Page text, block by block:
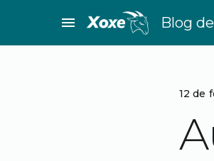
menu Blog
12 de